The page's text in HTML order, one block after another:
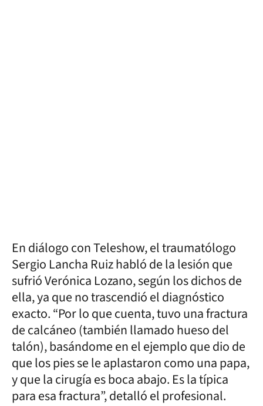
En diálogo con Teleshow, el traumatólogo
Sergio Lancha Ruiz habló de la lesión que
sufrió Verónica Lozano, según los dichos de
ella, ya que no trascendió el diagnóstico
exacto. “Por lo que cuenta, tuvo una fractura
de calcáneo (también llamado hueso del
talón), basándome en el ejemplo que dio de
que los pies se le aplastaron como una papa,
y que la cirugía es boca abajo. Es la típica
para esa fractura”, detalló el profesional.